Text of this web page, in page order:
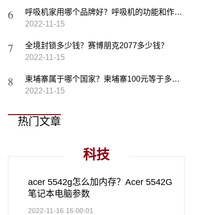
呼吸机家用哪个品牌好？呼吸机的功能和作用有哪些？
2022-11-15
全境封锁多少钱？赛博朋克2077多少钱？
2022-11-15
柬埔寨属于哪个国家？柬埔寨100元等于多少人民币？
2022-11-15
热门文章
科技
acer 5542g怎么加内存？Acer 5542G
笔记本电脑参数
2022-11-16 16:00:01